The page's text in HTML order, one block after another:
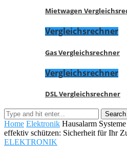
Mietwagen
Vergleichsrechner
Gas Vergleichsrechner
Vergleichsrechner
DSL Vergleichsrechner
Home Elektronik Hausalarm
effektiv schützen: Sicherheit für Ihr
ELEKTRONIK